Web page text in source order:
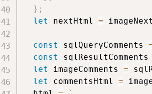
} ;
let
nextHtml =
const sqlQueryComments
const
sqlResultComments
let
imageComments =
let
commentsHtml =